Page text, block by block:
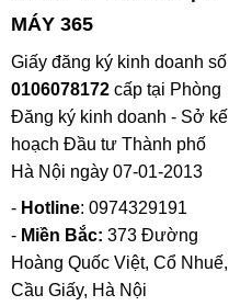
MÁY 365
Giấy đăng ký kinh doanh số
0106078172cấp tại Phòng
Đăng ký kinh doanh - Sở kế
hoạch Đầu tư Thành phố
Hà Nội ngày 07-01-2013
- Hotline: 0974329191
- Miền Bắc: 373 Đường
Hoàng Quốc Việt, Cổ Nhuế,
Cầu Giấy, Hà Nội